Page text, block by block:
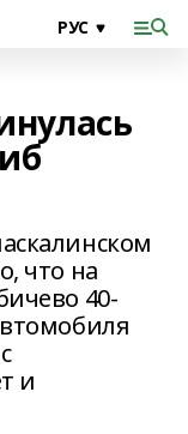
что на
40-
и